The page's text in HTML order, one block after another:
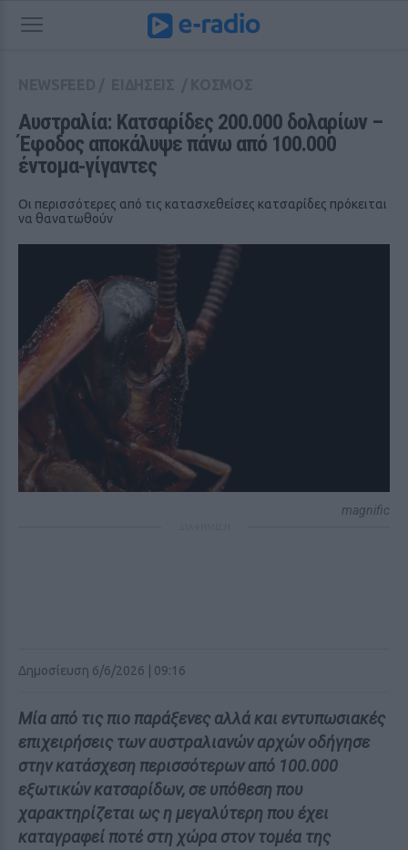
Αυστραλία: Κατσαρίδες 200.000 δολαρίων –
Έφοδος αποκάλυψε πάνω από 100.000
έντομα‑γίγαντες
Οι περισσότερες από τις κατασχεθείσες κατσαρίδες πρόκειται
να θανατωθούν
magnific
Δημοσίευση 6/6/2026 | 09:16
Μία από τις πιο παράξενες αλλά και εντυπωσιακές
επιχειρήσεις των αυστραλιανών αρχών οδήγησε
στην κατάσχεση περισσότερων από 100.000
εξωτικών κατσαρίδων, σε υπόθεση που
χαρακτηρίζεται ως η μεγαλύτερη που έχει
καταγραφεί ποτέ στη χώρα στον τομέα της